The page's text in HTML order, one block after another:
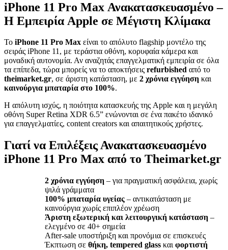
iPhone 11 Pro Max Ανακατασκευασμένο –
Η Εμπειρία Apple σε Μέγιστη Κλίμακα
Το iPhone 11 Pro Max είναι το απόλυτο flagship μοντέλο της
σειράς iPhone 11, με τεράστια οθόνη, κορυφαία κάμερα και
μοναδική αυτονομία. Αν αναζητάς επαγγελματική εμπειρία σε όλα
τα επίπεδα, τώρα μπορείς να το αποκτήσεις refurbished από το
theimarket.gr, σε άριστη κατάσταση, με 2 χρόνια εγγύηση και
καινούργια μπαταρία στο 100%.
Η απόλυτη ισχύς, η ποιότητα κατασκευής της Apple και η μεγάλη
οθόνη Super Retina XDR 6.5” ενώνονται σε ένα πακέτο ιδανικό
για επαγγελματίες, content creators και απαιτητικούς χρήστες.
Γιατί να Επιλέξεις Ανακατασκευασμένο
iPhone 11 Pro Max από το Theimarket.gr
2 χρόνια εγγύηση – για πραγματική ασφάλεια, χωρίς
ψιλά γράμματα
100% μπαταρία υγείας – αντικατάσταση με
καινούργια χωρίς επιπλέον χρέωση
Άριστη εξωτερική και λειτουργική κατάσταση –
ελεγμένο σε 40+ σημεία
After-sale υποστήριξη και προνόμια σε επισκευές
Έκπτωση σε θήκη, tempered glass και φορτιστή